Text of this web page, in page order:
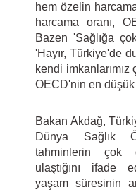
hem özelin
harcama oranı,
Bazen 'Sağlığa
'Hayır, Türkiye'de
kendi imkanlarımız
OECD'nin en düşük
Bakan Akdağ,
Dünya Sağlık
tahminlerin çok
ulaştığını ifade
yaşam süresinin